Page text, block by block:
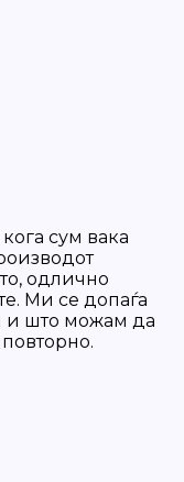
сум вака
одлично
Ми се допаѓа
и што можам да